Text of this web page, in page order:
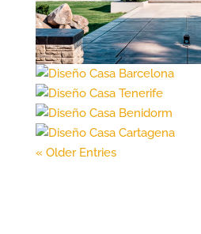
« Older Entries